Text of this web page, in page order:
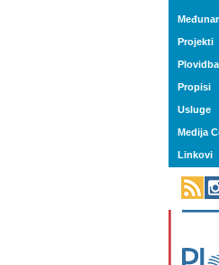
Projekti
Plovidba
Propisi
Usluge
Medija
Linkovi